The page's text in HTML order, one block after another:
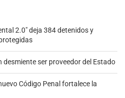
2.0″ deja 384 detenidos y
ser proveedor del Estado
Código Penal fortalece la